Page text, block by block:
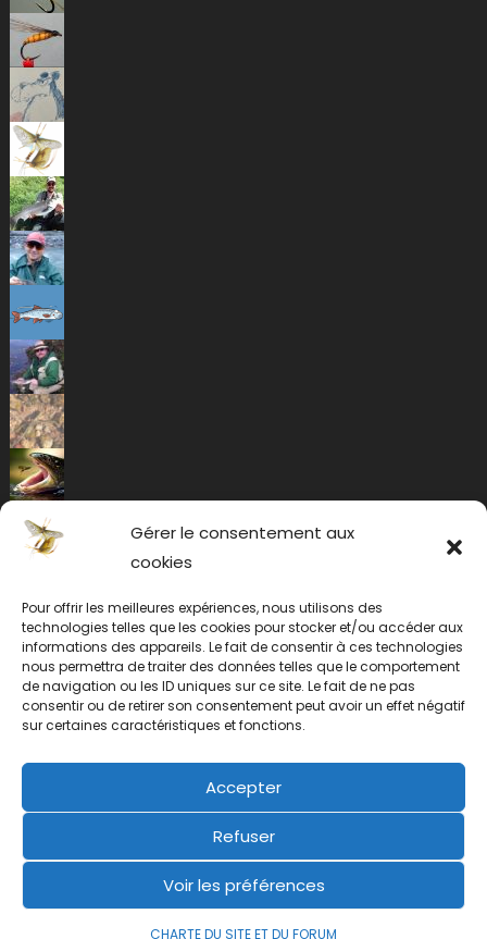
Gérer le consentement aux
cookies
Pour offrir les meilleures expériences, nous utilisons des
technologies telles que les cookies pour stocker et/ou accéder aux
informations des appareils. Le fait de consentir à ces technologies
nous permettra de traiter des données telles que le comportement
de navigation ou les ID uniques sur ce site. Le fait de ne pas
consentir ou de retirer son consentement peut avoir un effet négatif
sur certaines caractéristiques et fonctions.
Accepter
Refuser
Voir les préférences
CHARTE DU SITE ET DU FORUM